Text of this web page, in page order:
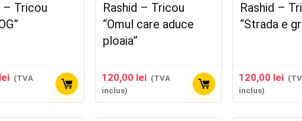
– Tricou
lei (TVA
Rashid – Tricou
“Omul care aduce
ploaia”
120,00 lei (TVA
inclus)
Rashid –
“Strada e
120,00 lei
inclus)